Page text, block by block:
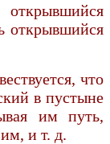
открывшийся
что
в пустыне
им путь,
и т. д.